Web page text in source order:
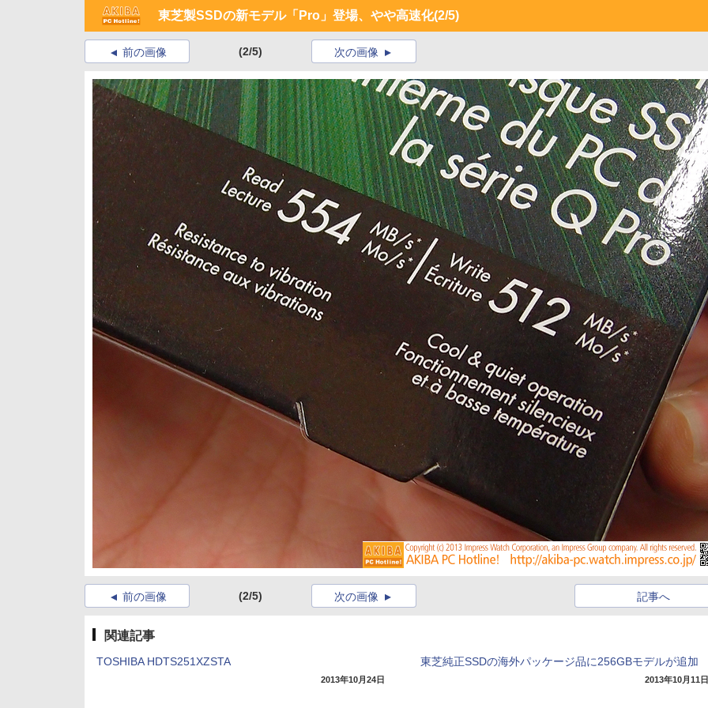
東芝製SSDの新モデル「Pro」登場、やや高速化(2/5)
前の画像 (2/5) 次の画像
前の画像 (2/5) 記事へ
次の画像
関連記事
TOSHIBA HDTS251XZSTA
2013年10月24日
東芝純正SSDの海外パッケージ品に256GBモデルが追加
2013年10月11日